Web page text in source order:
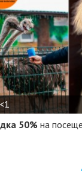
<1
50% на